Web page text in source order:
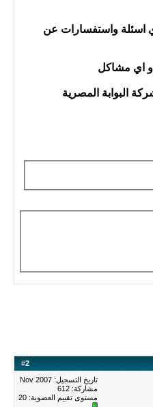
29/7 واما اليوم وغدا وبعد الغد نستقبل اي اسئلة واستفسارات عن
او اي مشاكل
البوابة المصرية
#2
تاريخ التسجيل: Nov 2007
مشاركة: 612
مستوى تقييم العضوية: 20